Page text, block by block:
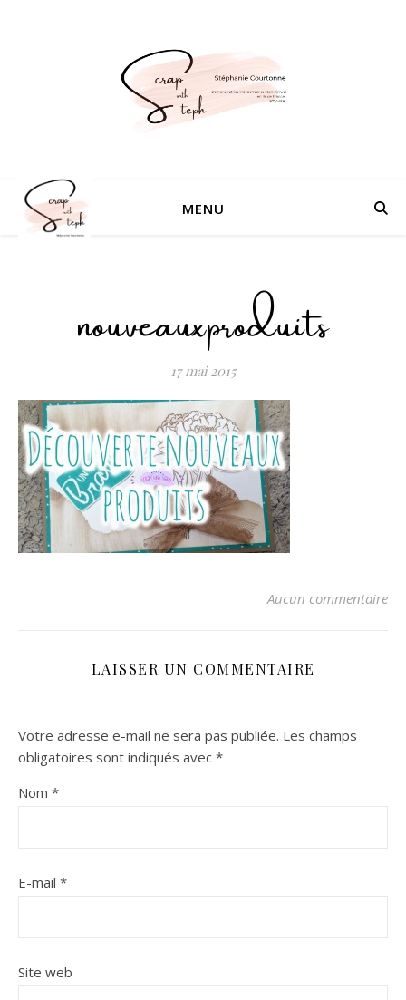
MENU
nouveauxproduits
17 mai 2015
Aucun commentaire
LAISSER UN COMMENTAIRE
Votre adresse e-mail ne sera pas publiée. Les champs
obligatoires sont indiqués avec *
Nom *
E-mail *
Site web